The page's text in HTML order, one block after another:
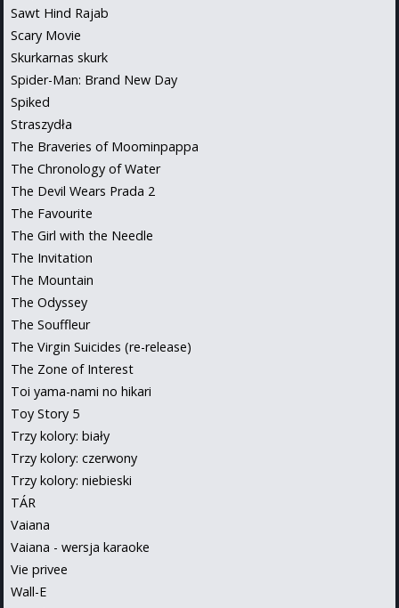
Sawt Hind Rajab
Scary Movie
Skurkarnas skurk
Spider-Man: Brand New Day
Spiked
Straszydła
The Braveries of Moominpappa
The Chronology of Water
The Devil Wears Prada 2
The Favourite
The Girl with the Needle
The Invitation
The Mountain
The Odyssey
The Souffleur
The Virgin Suicides (re-release)
The Zone of Interest
Toi yama-nami no hikari
Toy Story 5
Trzy kolory: biały
Trzy kolory: czerwony
Trzy kolory: niebieski
TÁR
Vaiana
Vaiana - wersja karaoke
Vie privee
Wall-E